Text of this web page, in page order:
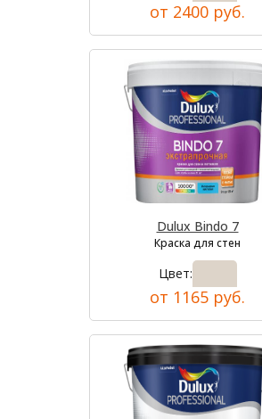
от 2400 руб.
Dulux Bindo 7
Краска для стен
Цвет:
от 1165 руб.